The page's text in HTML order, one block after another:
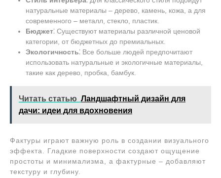
натуральные материалы – дерево, камень, кожа, а для
современного – металл, стекло, пластик.
Бюджет⁚ Существуют материалы различной ценовой
категории, от бюджетных до премиальных.
Экологичность⁚ Все больше людей предпочитают
использовать натуральные и экологичные материалы,
такие как дерево, пробка, бамбук.
Читать статью Ландшафтный дизайн для
дачи: идеи для вдохновения
Фактуры играют важную роль в создании визуального
эффекта. Гладкие поверхности создают ощущение
простоты и минимализма, а фактурные – добавляют
текстуру и глубину.